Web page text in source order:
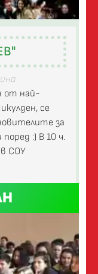
от най-
се
за
:) В 10 ч.
СОУ